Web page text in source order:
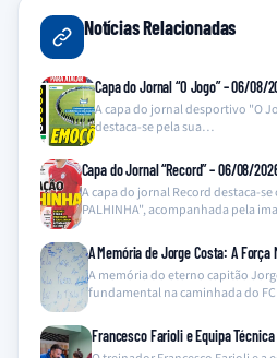
Notícias Relacionadas
Capa do Jornal “O Jogo” – 06/08/
A capa do jornal desportivo "O
destaca-se pela sua…
Capa do Jornal “Record” – 06/08/
A capa do jornal Record destaca-se
PALHINHA", acompanhada pela
A Memória de Jorge Costa: A
A memória do eterno capitão
fundamental na caminhada do
Francesco Farioli e Equipa